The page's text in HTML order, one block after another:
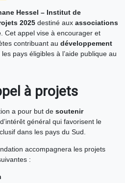
Hessel – Institut de
2025destiné aux associations
. Cet appel vise à encourager et
contribuant au développement
pays éligibles à l’aide publique au
à projets
a pour but de soutenir
général qui favorisent le
dans les pays du Sud.
accompagnera les projets
: